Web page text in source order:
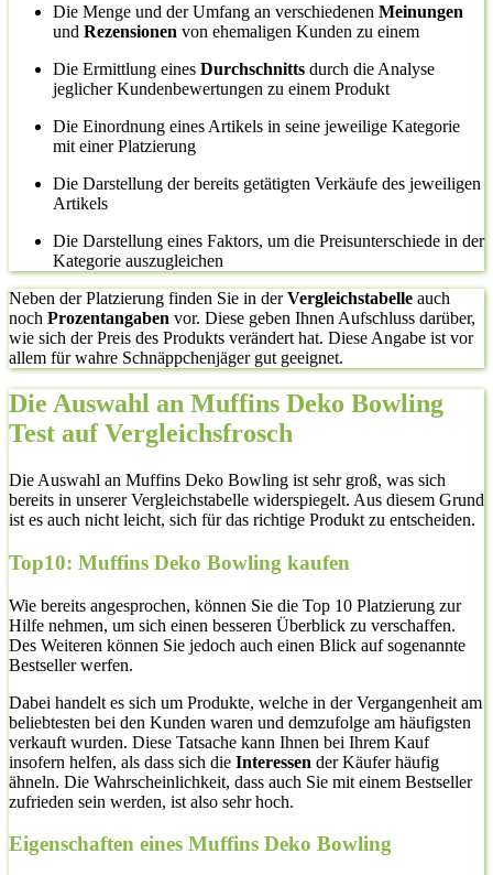
Die Menge und der Umfang an verschiedenen Meinungen
und Rezensionen von ehemaligen Kunden zu einem
Die Ermittlung eines Durchschnitts durch die Analyse
jeglicher Kundenbewertungen zu einem Produkt
Die Einordnung eines Artikels in seine jeweilige Kategorie
mit einer Platzierung
Die Darstellung der bereits getätigten Verkäufe des jeweiligen
Artikels
Die Darstellung eines Faktors, um die Preisunterschiede in der
Kategorie auszugleichen
Neben der Platzierung finden Sie in derVergleichstabelle auch
noch Prozentangaben vor. Diese geben Ihnen Aufschluss darüber,
wie sich der Preis des Produkts verändert hat. Diese Angabe ist vor
allem für wahre Schnäppchenjäger gut geeignet.
Die Auswahl an Muffins Deko Bowling
Test auf Vergleichsfrosch
Die Auswahl an Muffins Deko Bowling ist sehr groß, was sich
bereits in unserer Vergleichstabelle widerspiegelt. Aus diesem Grund
ist es auch nicht leicht, sich für das richtige Produkt zu entscheiden.
Top10: Muffins Deko Bowling kaufen
Wie bereits angesprochen, können Sie die Top 10 Platzierung zur
Hilfe nehmen, um sich einen besseren Überblick zu verschaffen.
Des Weiteren können Sie jedoch auch einen Blick auf sogenannte
Bestseller werfen.
Dabei handelt es sich um Produkte, welche in der Vergangenheit am
beliebtesten bei den Kunden waren und demzufolge am häufigsten
verkauft wurden. Diese Tatsache kann Ihnen bei Ihrem Kauf
insofern helfen, als dass sich die Interessen der Käufer häufig
ähneln. Die Wahrscheinlichkeit, dass auch Sie mit einem Bestseller
zufrieden sein werden, ist also sehr hoch.
Eigenschaften eines Muffins Deko Bowling